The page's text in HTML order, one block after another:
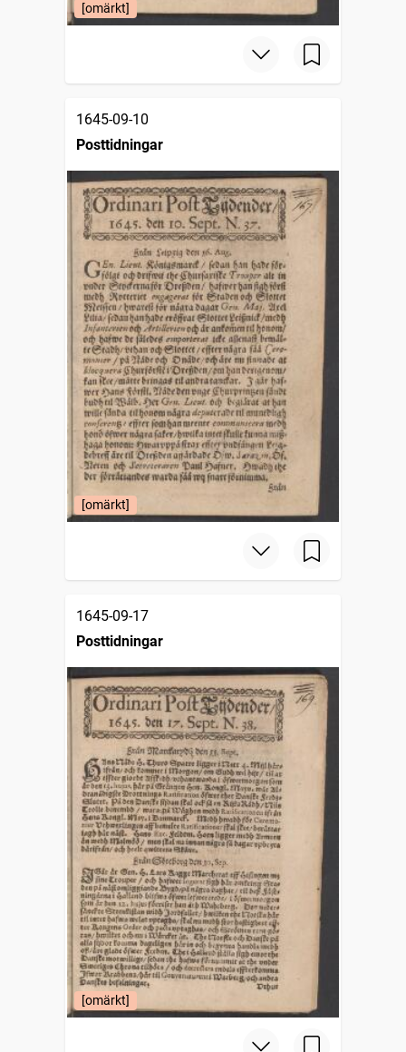
[omärkt]
1645-09-10
Posttidningar
[omärkt]
1645-09-17
Posttidningar
[omärkt]